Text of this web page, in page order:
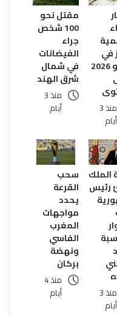
في
يوليو 2026
منذ 3
أيام
مقتل نحو
100 شخص
جراء
الفيضانات
في شمال
شرق الهند
منذ 3
أيام
الملك
رئيس
منذ 3
أيام
سحب
القرعة
يحدد
مواجهات
المغرب
الفاسي
ونهضة
بركان
منذ 4
أيام